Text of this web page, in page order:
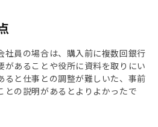
社員の場合は、購入前に複数回銀行
があることや役所に資料を取りにい
ると仕事との調整が難しいた、事前
との説明があるとよりよかったで